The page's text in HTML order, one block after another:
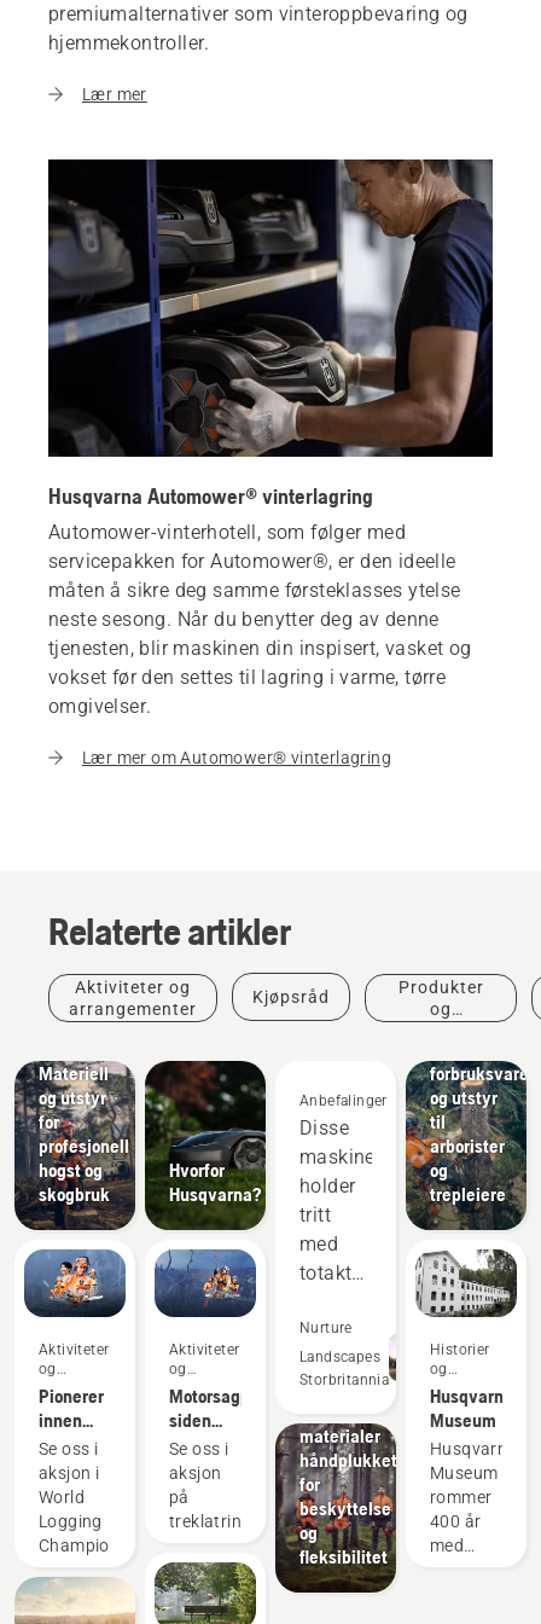
premiumalternativer som vinteroppbevaring og
hjemmekontroller.
Lær mer
Husqvarna Automower® vinterlagring
Automower-vinterhotell, som følger med
servicepakken for Automower®, er den ideelle
måten å sikre deg samme førsteklasses ytelse
neste sesong. Når du benytter deg av denne
tjenesten, blir maskinen din inspisert, vasket og
vokset før den settes til lagring i varme, tørre
omgivelser.
Lær mer om Automower® vinterlagring
Relaterte artikler
Aktiviteter og
arrangementer
Kjøpsråd
Produkter
og
Materiell
og utstyr
for
profesjonell
hogst og
skogbruk
Aktiviteter
og
arrangementer
Pionerer
innen
motorsager
siden
1959
Se oss i
aksjon i
World
Logging
Championship
Hvorfor
Husqvarna?
Aktiviteter
og
arrangementer
Motorsagpionerer
siden
1959
Se oss i
aksjon
på
treklatringsmesterskapet
Anbefalinger
Disse
maskinene
holder
tritt
med
totaktsutstyret
overgår
dem på
mange
Dette
gjør at
vi
sparer
tid og
penger,
Nurture
Landscapes
Storbritannia
Verneklær
fra
materialer
håndplukket
for
beskyttelse
og
fleksibilitet
Løsninger
Stort
forbruksvarer
og utstyr
til
arborister
og
trepleiere
Historier
og
inspirasjon
Husqvarna
Museum
Husqvarna
Museum
rommer
400 år
med